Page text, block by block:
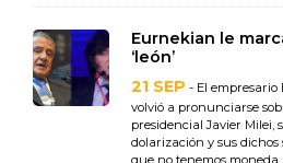
Eurnekian le
‘león’
21 SEP - El
volvió a pronunciarse
presidencial Javier Milei,
dolarización y sus dichos